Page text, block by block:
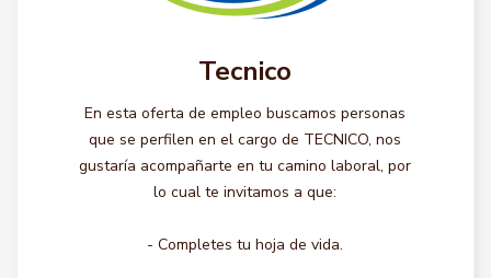
Tecnico
En esta oferta de empleo buscamos personas
que se perfilen en el cargo de TECNICO, nos
gustaría acompañarte en tu camino laboral, por
lo cual te invitamos a que:
- Completes tu hoja de vida.